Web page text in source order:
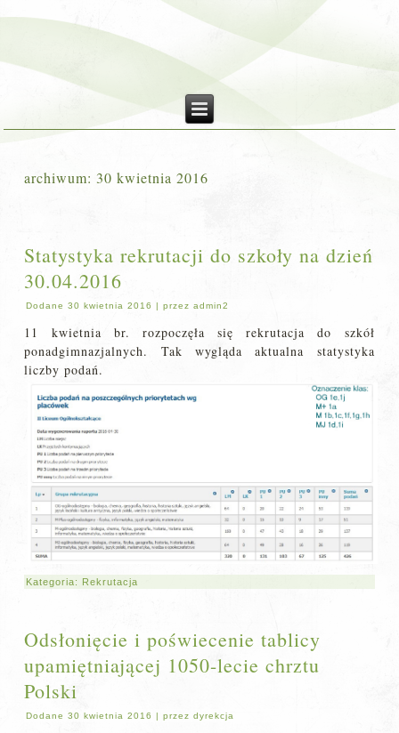
archiwum: 30 kwietnia 2016
Statystyka rekrutacji do szkoły na dzień
30.04.2016
Dodane 30 kwietnia 2016 |przez admin2
11 kwietnia br. rozpoczęła się rekrutacja do szkół
ponadgimnazjalnych. Tak wygląda aktualna statystyka
liczby podań.
Kategoria: Rekrutacja
Odsłonięcie i poświecenie tablicy
upamiętniającej 1050-lecie chrztu
Polski
Dodane 30 kwietnia 2016 |przez dyrekcja